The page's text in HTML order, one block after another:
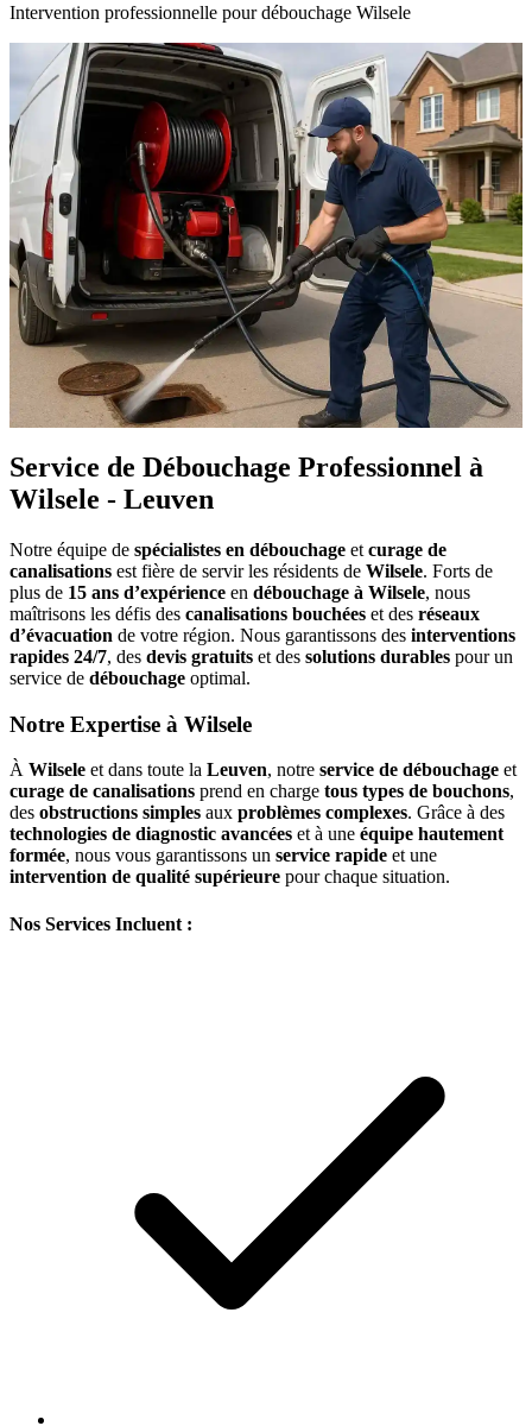
Intervention professionnelle pour débouchage Wilsele
Service de Débouchage Professionnel à
Wilsele - Leuven
Notre équipe de spécialistes en débouchage et curage de
canalisations est fière de servir les résidents de Wilsele. Forts de
plus de 15 ans d’expérience en débouchage à Wilsele, nous
maîtrisons les défis des canalisations bouchées et des réseaux
d’évacuation de votre région. Nous garantissons des interventions
rapides 24/7, des devis gratuits et des solutions durables pour un
service de débouchage optimal.
Notre Expertise à Wilsele
À Wilsele et dans toute la Leuven, notre service de débouchage et
curage de canalisations prend en charge tous types de bouchons,
des obstructions simples aux problèmes complexes. Grâce à des
technologies de diagnostic avancées et à une équipe hautement
formée, nous vous garantissons un service rapide et une
intervention de qualité supérieure pour chaque situation.
Nos Services Incluent :